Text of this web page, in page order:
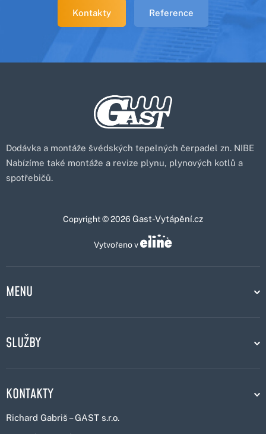
Kontakty Reference
Dodávka a montáže švédských tepelných čerpadel zn. NIBE
Nabízíme také montáže a revize plynu, plynových kotlů a
spotřebičů.
Copyright © 2026 Gast-Vytápění.cz
Vytvořeno v
MENU
SLUŽBY
KONTAKTY
Richard Gabriš – GAST s.r.o.